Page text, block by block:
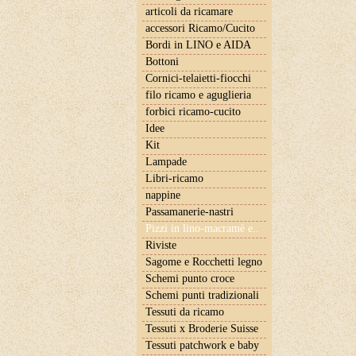
articoli da ricamare
accessori Ricamo/Cucito
Bordi in LINO e AIDA
Bottoni
Cornici-telaietti-fiocchi
filo ricamo e aguglieria
forbici ricamo-cucito
Idee
Kit
Lampade
Libri-ricamo
nappine
Passamanerie-nastri
Pizzi in lino-macramè e..
Riviste
Sagome e Rocchetti legno
Schemi punto croce
Schemi punti tradizionali
Tessuti da ricamo
Tessuti x Broderie Suisse
Tessuti patchwork e baby